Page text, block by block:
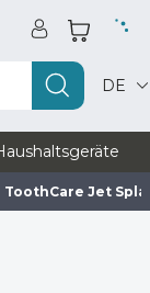
DE
ToothCare Jet